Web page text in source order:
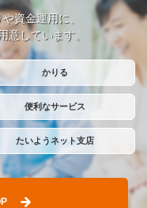
資金運用に、
意しています。
かりる
便利なサービス
たいようネット支店